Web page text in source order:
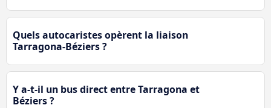
Quels autocaristes opèrent la liaison
Tarragona-Béziers ?
Y a-t-il un bus direct entre Tarragona et
Béziers ?